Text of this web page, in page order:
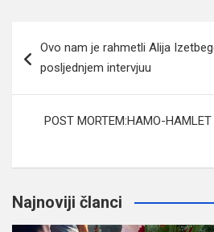
članaka
Ovo nam je rahmetli Alija
posljednjem intervjuu
POST MORTEM:HAMO-
Najnoviji članci